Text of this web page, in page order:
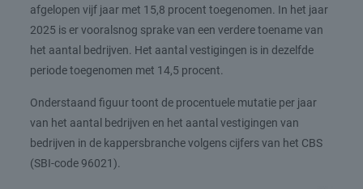
afgelopen vijf jaar met 15,8 procent toegenomen. In het jaar
2025 is er vooralsnog sprake van een verdere toename van
het aantal bedrijven. Het aantal vestigingen is in dezelfde
periode toegenomen met 14,5 procent.
Onderstaand figuur toont de procentuele mutatie per jaar
van het aantal bedrijven en het aantal vestigingen van
bedrijven in de kappersbranche volgens cijfers van het CBS
(SBI-code 96021).